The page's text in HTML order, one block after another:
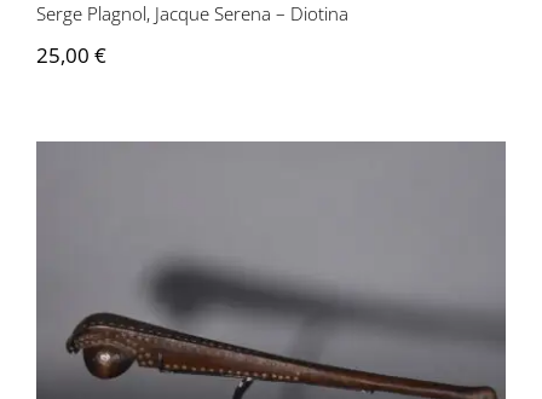
Serge Plagnol, Jacque Serena – Diotina
25,00 €
AM002 War club ou Casse-tête – USA